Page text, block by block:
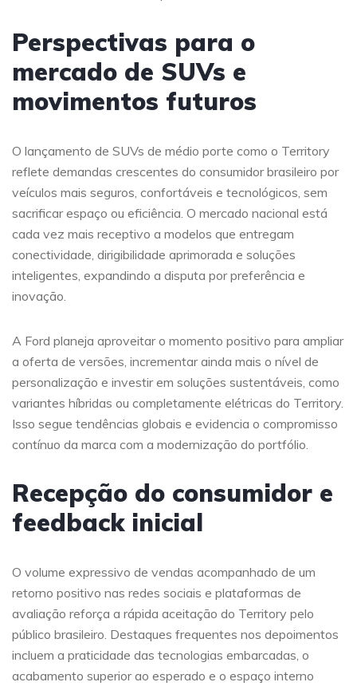
Perspectivas para o
mercado de SUVs e
movimentos futuros
O lançamento de SUVs de médio porte como o Territory
reflete demandas crescentes do consumidor brasileiro por
veículos mais seguros, confortáveis e tecnológicos, sem
sacrificar espaço ou eficiência. O mercado nacional está
cada vez mais receptivo a modelos que entregam
conectividade, dirigibilidade aprimorada e soluções
inteligentes, expandindo a disputa por preferência e
inovação.
A Ford planeja aproveitar o momento positivo para ampliar
a oferta de versões, incrementar ainda mais o nível de
personalização e investir em soluções sustentáveis, como
variantes híbridas ou completamente elétricas do Territory.
Isso segue tendências globais e evidencia o compromisso
contínuo da marca com a modernização do portfólio.
Recepção do consumidor e
feedback inicial
O volume expressivo de vendas acompanhado de um
retorno positivo nas redes sociais e plataformas de
avaliação reforça a rápida aceitação do Territory pelo
público brasileiro. Destaques frequentes nos depoimentos
incluem a praticidade das tecnologias embarcadas, o
acabamento superior ao esperado e o espaço interno